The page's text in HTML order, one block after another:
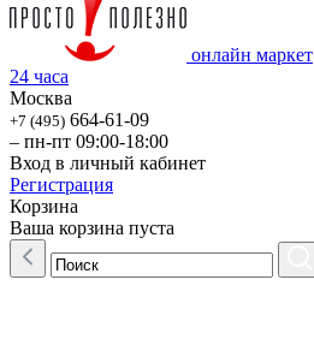
онлайн маркет
24 часа
Москва
+7 (495) 664-61-09
– пн-пт 09:00-18:00
Вход в личный кабинет
Регистрация
Корзина
Ваша корзина пуста